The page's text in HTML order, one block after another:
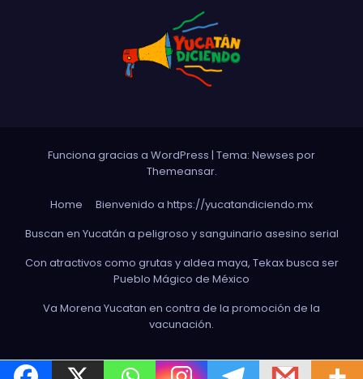
Funciona gracias a WordPress | Tema: Newses por
Themeansar.
Home
Bienvenido a https://yucatandiciendo.mx
Buscan en Yucatán a peligroso y sanguinario asesino serial
Con atractivos como grutas y aldea maya, Tekax busca ser
Pueblo Mágico de México
Va Morena Yucata‌n en contra de la promoción de la
vacunación.